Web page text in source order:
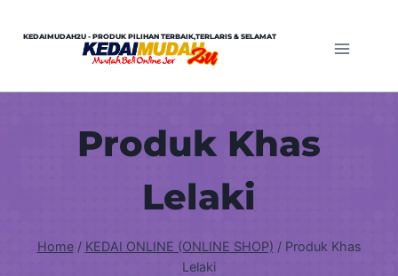
KEDAIMUDAH2U - PRODUK PILIHAN TERBAIK,TERLARIS & SELAMAT
Produk Khas
Lelaki
Home / KEDAI ONLINE (ONLINE SHOP) / Produk Khas
Lelaki